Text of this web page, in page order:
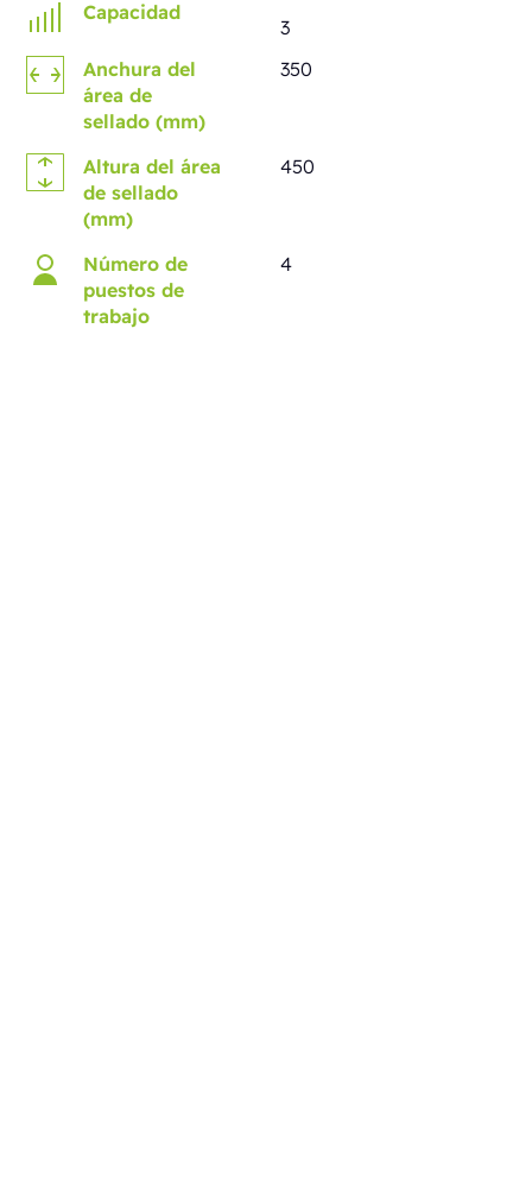
Capacidad
3
Anchura del
área de
sellado (mm)
350
Altura del área
de sellado
(mm)
450
Número de
puestos de
trabajo
4